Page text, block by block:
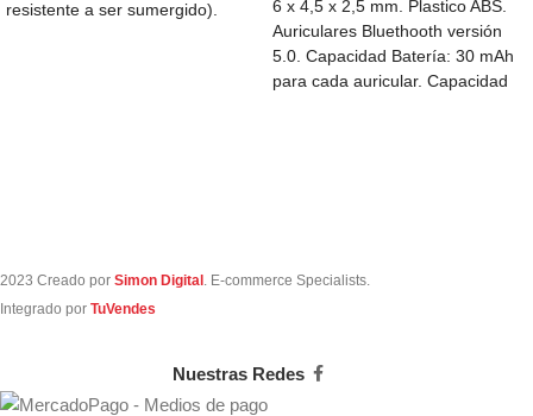
resistente a ser sumergido).
6 x 4,5 x 2,5 mm. Plastico ABS.
Auriculares Bluethooth versión
5.0. Capacidad Batería: 30 mAh
para cada auricular. Capacidad
2023 Creado por Simon Digital . E-commerce Specialists.
Integrado por TuVendes
Nuestras Redes